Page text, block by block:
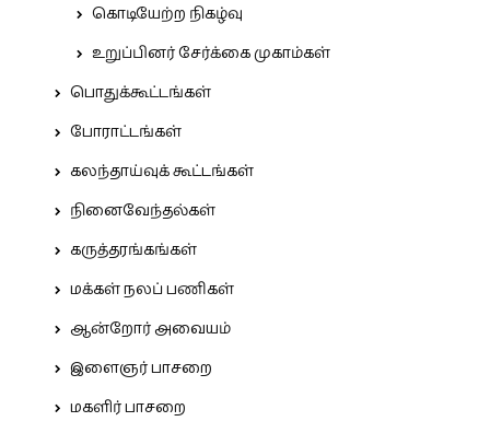
கொடியேற்ற நிகழ்வு
உறுப்பினர் சேர்க்கை முகாம்கள்
பொதுக்கூட்டங்கள்
போராட்டங்கள்
கலந்தாய்வுக் கூட்டங்கள்
நினைவேந்தல்கள்
கருத்தரங்கங்கள்
மக்கள் நலப் பணிகள்
ஆன்றோர் அவையம்
இளைஞர் பாசறை
மகளிர் பாசறை